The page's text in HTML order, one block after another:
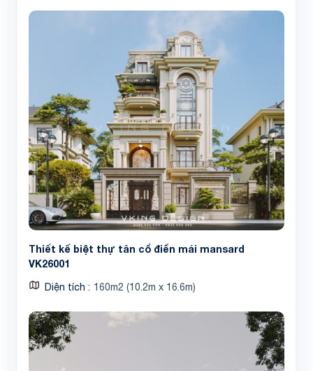
Thiết kế biệt thự tân cổ điển mái mansard
VK26001
Diện tích 160m2 (10.2m x 16.6m)